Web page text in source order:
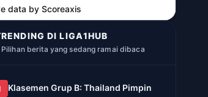
data by Scoreaxis
DI LIGA1HUB
Pilihan berita yang sedang ramai dibaca
Klasemen Grup B: Thailand Pimpin